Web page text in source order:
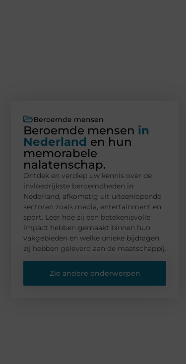
Beroemde mensen
Beroemde mensen in
Nederland en hun
memorabele
nalatenschap.
Ontdek en verdiep uw kennis over de
invloedrijkste beroemdheden in
Nederland, afkomstig uit uiteenlopende
sectoren zoals media, entertainment en
sport. Leer hoe zij een betekenisvolle
impact hebben gemaakt binnen hun
vakgebieden en welke unieke bijdragen
zij hebben geleverd aan de maatschappij.
Zie andere onderwerpen